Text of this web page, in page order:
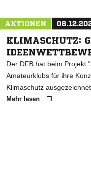
AKTIONEN
KLIMASCHUTZ:
Der DFB hat beim Projekt
Amateurklubs für ihre
Klimaschutz
Mehr lesen